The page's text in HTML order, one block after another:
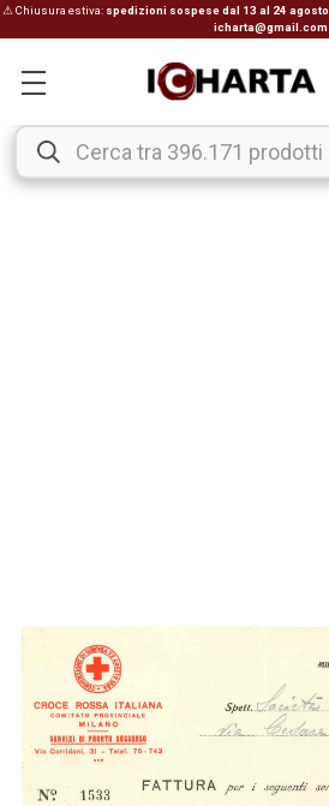
⚠ Chiusura estiva: spedizioni sospese dal 13 al 24 agosto
icharta@gmail.com